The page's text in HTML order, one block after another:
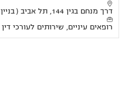
דרך מנחם בגין 144, תל אביב ( בניין Midtown, קומה 38 )
רופאים עיניים, שירותים לעורכי דין